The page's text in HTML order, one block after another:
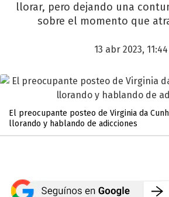
llorar, pero dejando una
sobre el momento que
13 abr 2023, 11:44
El preocupante posteo de Virginia da
llorando y hablando de adicciones